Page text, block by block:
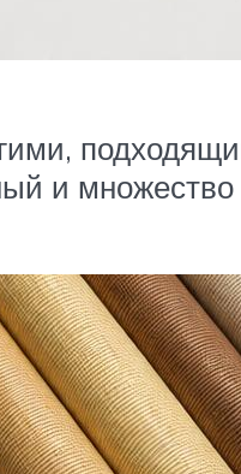
и множество